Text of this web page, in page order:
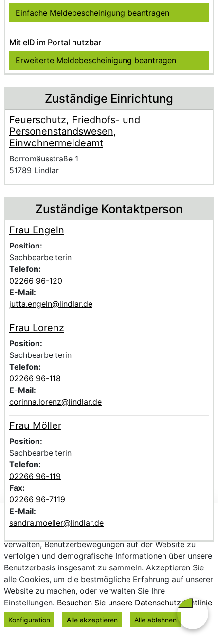
Einfache Meldebescheinigung beantragen
Mit eID im Portal nutzbar
Erweiterte Meldebescheinigung beantragen
Zuständige Einrichtung
Name der Einrichtung
Feuerschutz, Friedhofs- und
Personenstandswesen,
Einwohnermeldeamt
Anschrift der Einrichtung
Strasse und Hausnummer
Borromäusstraße 1
PLZ und Ort
51789 Lindlar
Zuständige Kontaktperson
Beschreibung der zuständigen KontaktpersonFrau
Voller Name:
Frau Engeln
Position:
Sachbearbeiterin
Telefon:
02266 96-120
E-Mail:
jutta.engeln@lindlar.de
Beschreibung der zuständigen KontaktpersonFrau
Voller Name:
Frau Lorenz
Position:
Sachbearbeiterin
Telefon:
02266 96-118
E-Mail:
corinna.lorenz@lindlar.de
Beschreibung der zuständigen KontaktpersonFrau Möller
Voller Name:
Frau Möller
Position:
Sachbearbeiterin
Telefon:
02266 96-119
Fax:
02266 96-7119
E-Mail:
sandra.moeller@lindlar.de
Wir verwenden Cookies, um personalisierte Inhalte
verwalten, Benutzerbewegungen auf der Website zu
verfolgen und demografische Informationen über unsere
Benutzerbasis insgesamt zu sammeln. Akzeptieren Sie
alle Cookies, um die bestmögliche Erfahrung auf unserer
Website zu machen, oder verwalten Sie Ihre
Einstellungen. Besuchen Sie unsere Datenschutzrichtlinie
Konfiguration Alle akzeptieren Alle ablehnen